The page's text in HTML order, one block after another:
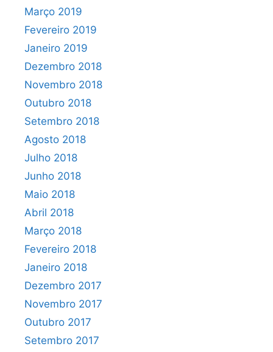
Março 2019
Fevereiro 2019
Janeiro 2019
Dezembro 2018
Novembro 2018
Outubro 2018
Setembro 2018
Agosto 2018
Julho 2018
Junho 2018
Maio 2018
Abril 2018
Março 2018
Fevereiro 2018
Janeiro 2018
Dezembro 2017
Novembro 2017
Outubro 2017
Setembro 2017